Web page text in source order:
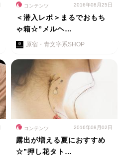
コンテンツ 2016年08月25日
＜潜入レポ＞まるでおもち
ゃ箱☆”メルヘ…
原宿・青文字系SHOP
コンテンツ 2016年08月02日
露出が増える夏におすすめ
☆”押し花タト…